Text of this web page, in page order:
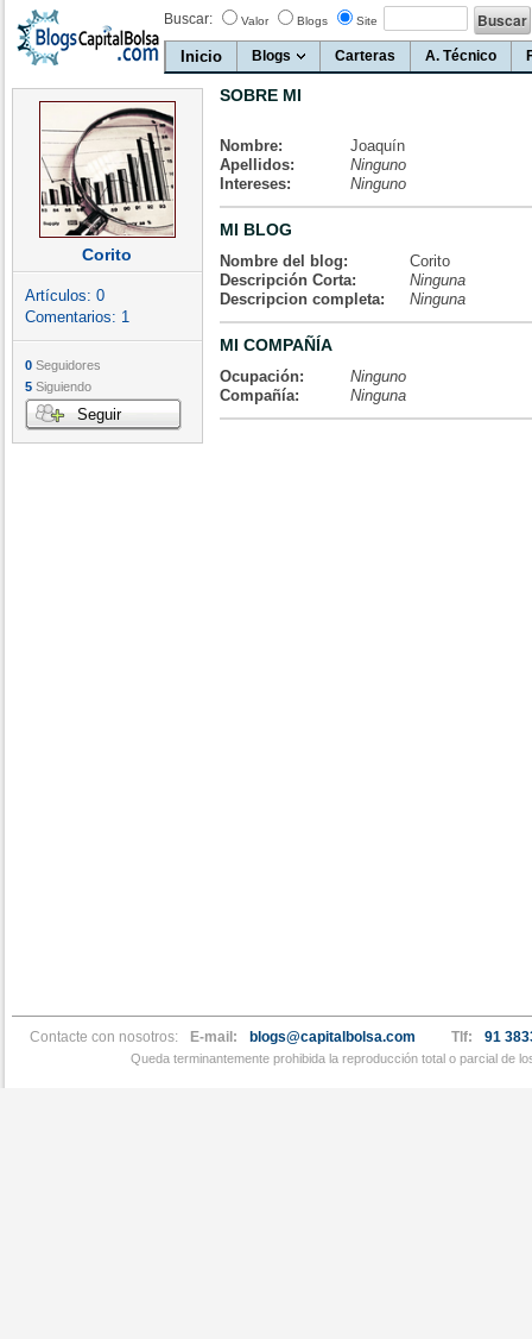
Buscar: Valor Blogs Site
Inicio Blogs Carteras A. Técnico
Corito
Artículos: 0
Comentarios: 1
0 Seguidores
5 Siguiendo
Seguir
SOBRE MI
Nombre:
Joaquín
Apellidos:
Ninguno
Intereses:
Ninguno
MI BLOG
Nombre del blog:
Corito
Descripción Corta:
Ninguna
Descripcion completa:
Ninguna
MI COMPAÑÍA
Ocupación:
Ninguno
Compañía:
Ninguna
Contacte con nosotros: E-mail: blogs@capitalbolsa.com Tlf: 91
Queda terminantemente prohibida la reproducción total o parcial de